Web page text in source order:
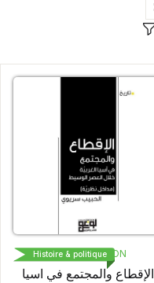
LOGOS EDITION
الإقطاع والمجتمع في اسيا
Histoire & politique